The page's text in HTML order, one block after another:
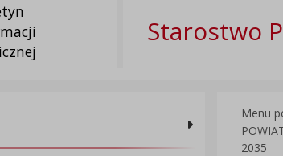
Starostwo
Menu
2035